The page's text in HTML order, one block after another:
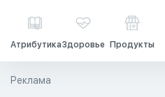
АтрибутикаЗдоровье Продукты
Реклама